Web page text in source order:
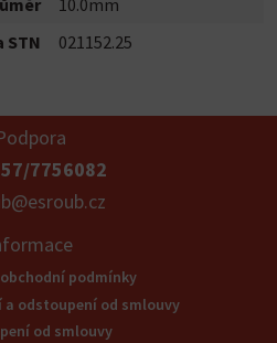
10.0mm
STN
021152.25
7756082
podmínky
a odstoupení od smlouvy
od smlouvy